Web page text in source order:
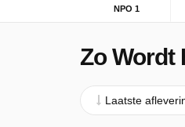
NPO 1
Zo Wordt
Laatste